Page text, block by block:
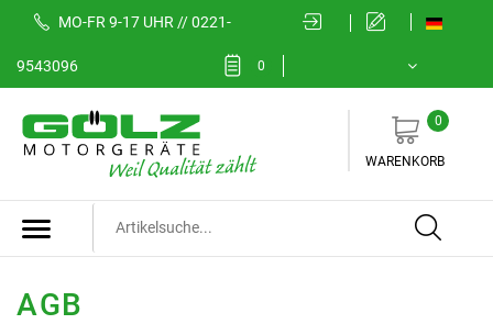
MO-FR 9-17 UHR // 0221-
9543096 0
0
WARENKORB
AGB